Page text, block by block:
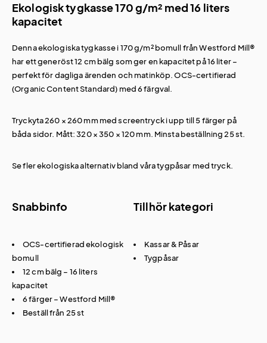
Ekologisk tygkasse 170 g/m² med 16 liters
kapacitet
Denna ekologiska tygkasse i 170 g/m² bomull från Westford Mill®
har ett generöst 12 cm bälg som ger en kapacitet på 16 liter –
perfekt för dagliga ärenden och matinköp. OCS-certifierad
(Organic Content Standard) med 6 färgval.
Tryckyta 260 × 260 mm med screentryck i upp till 5 färger på
båda sidor. Mått: 320 × 350 × 120 mm. Minsta beställning 25 st.
Se fler ekologiska alternativ bland våratygpåsar med tryck.
Snabbinfo
OCS-certifierad ekologisk
bomull
12 cm bälg – 16 liters
kapacitet
6 färger – Westford Mill®
Beställ från 25 st
Tillhör kategori
Kassar & Påsar
Tygpåsar